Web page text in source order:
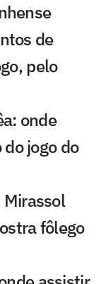
de
pelo
onde
jogo do
fôlego